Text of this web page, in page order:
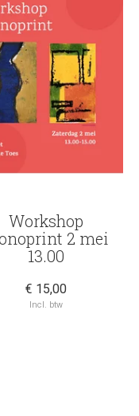
Workshop
2 mei
13.00
€ 15,00
Incl. btw